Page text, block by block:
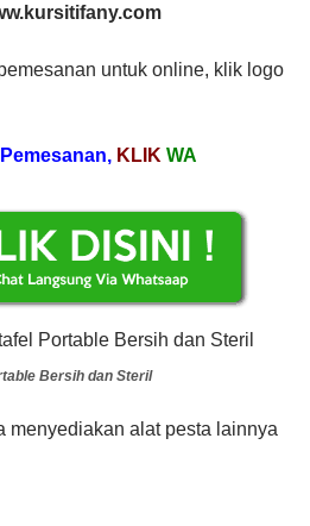
untuk online, klik logo
KLIK WA
Bersih dan Steril
menyediakan alat pesta lainnya